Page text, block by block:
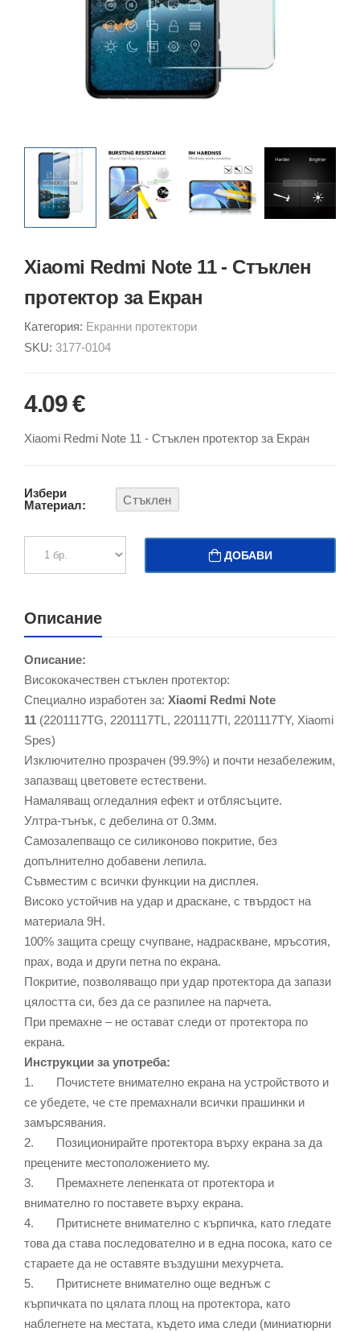
Xiaomi Redmi Note 11 - Стъклен
протектор за Екран
Категория: Екранни протектори
SKU: 3177-0104
4.09 €
Xiaomi Redmi Note 11 - Стъклен протектор за Екран
Избери
Материал:
Стъклен
ДОБАВИ
Описание
Описание:
Висококачествен стъклен протектор:
Специално изработен за: Xiaomi Redmi Note
11 (2201117TG, 2201117TL, 2201117TI, 2201117TY, Xiaomi
Spes)
Изключително прозрачен (99.9%) и почти незабележим,
запазващ цветовете естествени.
Намаляващ огледалния ефект и отблясъците.
Ултра-тънък, с дебелина от 0.3мм.
Самозалепващо се силиконово покритие, без
допълнително добавени лепила.
Съвместим с всички функции на дисплея.
Високо устойчив на удар и драскане, с твърдост на
материала 9Н.
100% защита срещу счупване, надраскване, мръсотия,
прах, вода и други петна по екрана.
Покритие, позволяващо при удар протектора да запази
цялостта си, без да се разпилее на парчета.
При премахне – не остават следи от протектора по
екрана.
Инструкции за употреба:
1. Почистете внимателно екрана на устройството и
се убедете, че сте премахнали всички прашинки и
замърсявания.
2. Позиционирайте протектора върху екрана за да
прецените местоположението му.
3. Премахнете лепенката от протектора и
внимателно го поставете върху екрана.
4. Притиснете внимателно с кърпичка, като гледате
това да става последователно и в една посока, като се
стараете да не оставяте въздушни мехурчета.
5. Притиснете внимателно още веднъж с
кърпичката по цялата площ на протектора, като
наблегнете на местата, където има следи (миниатюрни